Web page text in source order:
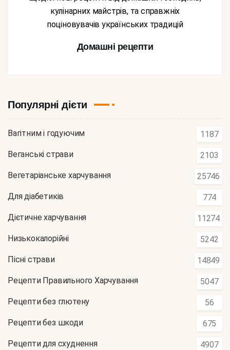
кулінарних майстрів, та справжніх
поціновувачів українських традицій
Домашні рецепти
Популярні дієти
Вагітним і годуючим 1187
Веганські страви 2103
Вегетаріанське харчування 25746
Для діабетиків 774
Дієтичне харчування 11274
Низькокалорійні 5242
Пісні страви 14849
Рецепти Правильного Харчування 5047
Рецепти без глютену 56
Рецепти без шкоди 675
Рецепти для схуднення 4907